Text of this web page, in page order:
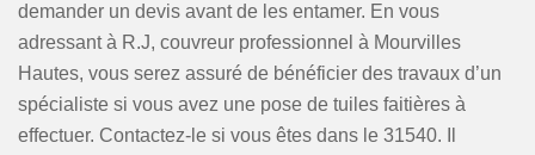
demander un devis avant de les entamer. En vous
adressant à R.J, couvreur professionnel à Mourvilles
Hautes, vous serez assuré de bénéficier des travaux d’un
spécialiste si vous avez une pose de tuiles faitières à
effectuer. Contactez-le si vous êtes dans le 31540. Il